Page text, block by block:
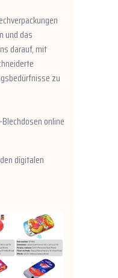
und das
darauf, mit
zu
online
digitalen